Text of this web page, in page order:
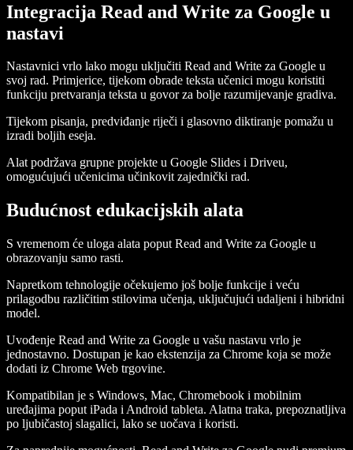
Integracija Read and Write za Google u
nastavi
Nastavnici vrlo lako mogu uključiti Read and Write za Google u
svoj rad. Primjerice, tijekom obrade teksta učenici mogu koristiti
funkciju pretvaranja teksta u govor za bolje razumijevanje gradiva.
Tijekom pisanja, predviđanje riječi i glasovno diktiranje pomažu u
izradi boljih eseja.
Alat podržava grupne projekte u Google Slides i Driveu,
omogućujući učenicima učinkovit zajednički rad.
Budućnost edukacijskih alata
S vremenom će uloga alata poput Read and Write za Google u
obrazovanju samo rasti.
Napretkom tehnologije očekujemo još bolje funkcije i veću
prilagodbu različitim stilovima učenja, uključujući udaljeni i hibridni
model.
Uvođenje Read and Write za Google u vašu nastavu vrlo je
jednostavno. Dostupan je kao ekstenzija za Chrome koja se može
dodati iz Chrome Web trgovine.
Kompatibilan je s Windows, Mac, Chromebook i mobilnim
uređajima poput iPada i Android tableta. Alatna traka, prepoznatljiva
po ljubičastoj slagalici, lako se uočava i koristi.